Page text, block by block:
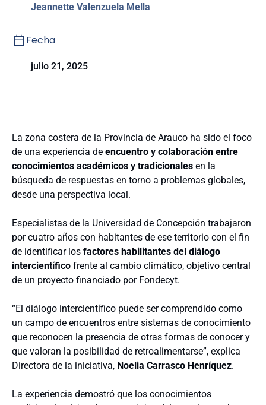
Jeannette Valenzuela Mella
Fecha
julio 21, 2025
La zona costera de la Provincia de Arauco ha sido el foco
de una experiencia de encuentro y colaboración entre
conocimientos académicos y tradicionales en la
búsqueda de respuestas en torno a problemas globales,
desde una perspectiva local.
Especialistas de la Universidad de Concepción trabajaron
por cuatro años con habitantes de ese territorio con el fin
de identificar los factores habilitantes del diálogo
intercientífico frente al cambio climático, objetivo central
de un proyecto financiado por Fondecyt.
“El diálogo intercientífico puede ser comprendido como
un campo de encuentros entre sistemas de conocimiento
que reconocen la presencia de otras formas de conocer y
que valoran la posibilidad de retroalimentarse”, explica
Directora de la iniciativa, Noelia Carrasco Henríquez.
La experiencia demostró que los conocimientos